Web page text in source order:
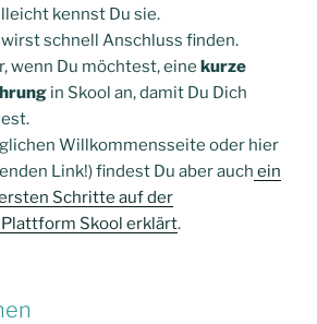
kennst Du sie.
schnell Anschluss finden.
wenn Du möchtest, eine kurze
in Skool an, damit Du Dich
Willkommensseite oder hier
Link!) findest Du aber auch ein
Schritte auf der
Skool erklärt.